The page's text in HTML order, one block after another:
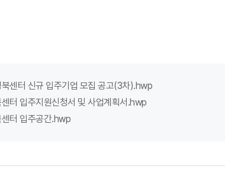
센터 신규 입주기업 모집 공고(3차).hwp
터 입주지원신청서 및 사업계획서.hwp
터 입주공간.hwp